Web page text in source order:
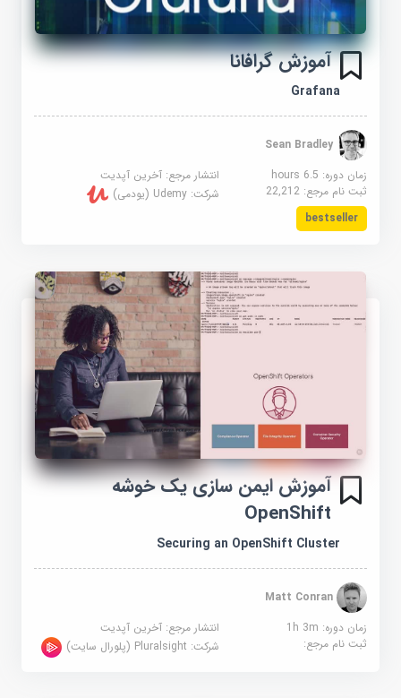
آموزش گرافانا
Grafana
Sean Bradley
زمان دوره: 6.5 hours
انتشار مرجع:آخرین آپدیت
ثبت نام مرجع:22,212 شرکت:Udemy (یودمی)
bestseller
آموزش ایمن سازی یک خوشه
OpenShift
Securing an OpenShift Cluster
Matt Conran
زمان دوره: 1h 3m
انتشار مرجع:آخرین آپدیت
ثبت نام مرجع:
شرکت:Pluralsight (پلورال سایت)